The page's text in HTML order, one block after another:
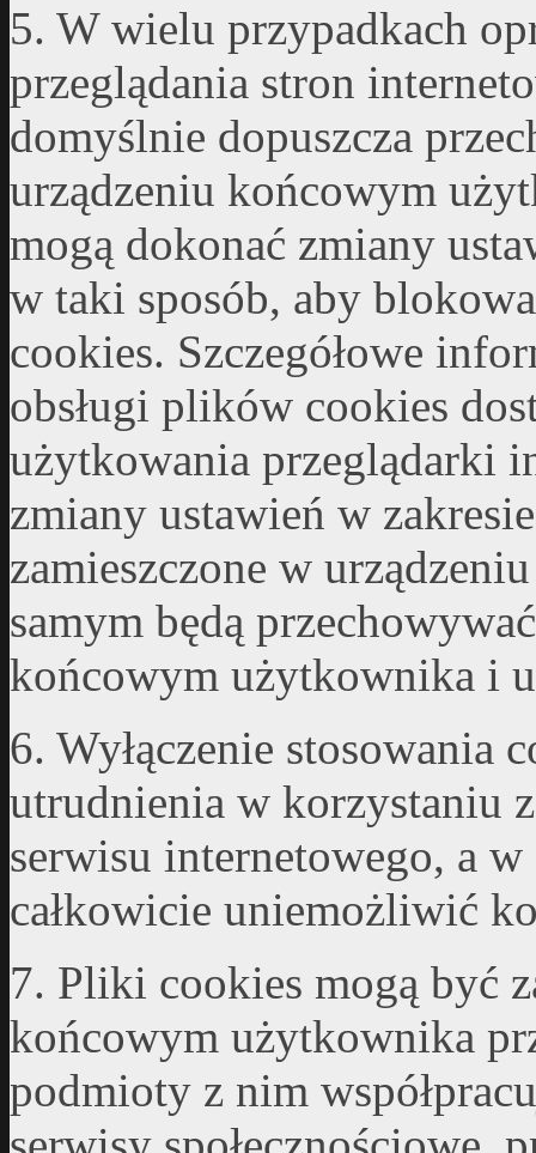
5. W wielu przypadkach
przeglądania stron
domyślnie dopuszcza
urządzeniu końcowym
mogą dokonać zmiany
w taki sposób, aby
cookies. Szczegółowe
obsługi plików cookies
użytkowania przeglądarki
zmiany ustawień w
zamieszczone w
samym będą
końcowym użytkownika i
6. Wyłączenie stosowania
utrudnienia w korzystaniu
serwisu internetowego, a
całkowicie uniemożliwić
7. Pliki cookies mogą być
końcowym użytkownika
podmioty z nim